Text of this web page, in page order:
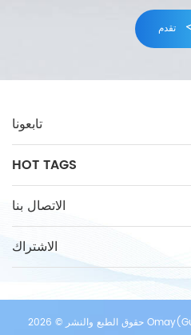
تقدم
تابعونا
HOT TAGS
الاتصال بنا
الاشتراك
حقوق الطبع والنشر © 2026 Omay(Guangzhou)Med Technologies